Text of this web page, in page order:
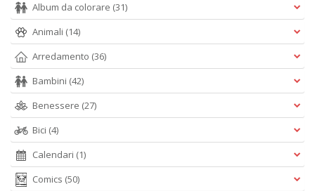
Album da colorare (31)
Animali (14)
Arredamento (36)
Bambini (42)
Benessere (27)
Bici (4)
Calendari (1)
Comics (50)